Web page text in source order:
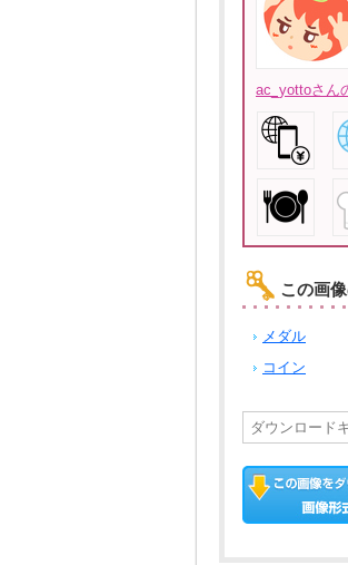
ac_yottoさん
この画
メダル
コイン